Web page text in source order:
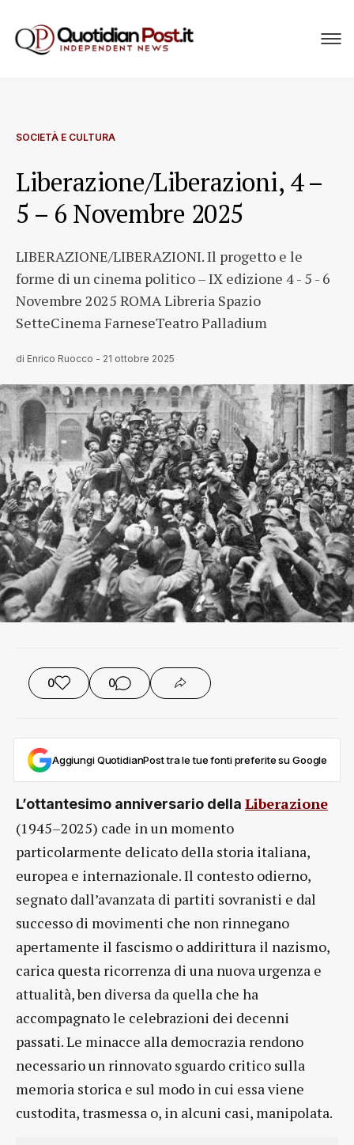
SOCIETÀ E CULTURA
Liberazione/Liberazioni, 4 –
5 – 6 Novembre 2025
LIBERAZIONE/LIBERAZIONI. Il progetto e le
forme di un cinema politico – IX edizione 4 - 5 - 6
Novembre 2025 ROMA Libreria Spazio
SetteCinema FarneseTeatro Palladium
di Enrico Ruocco - 21 ottobre 2025
0 0
Aggiungi QuotidianPost tra le tue fonti preferite su Google
L’ottantesimo anniversario della Liberazione
(1945–2025) cade in un momento
particolarmente delicato della storia italiana,
europea e internazionale. Il contesto odierno,
segnato dall’avanzata di partiti sovranisti e dal
successo di movimenti che non rinnegano
apertamente il fascismo o addirittura il nazismo,
carica questa ricorrenza di una nuova urgenza e
attualità, ben diversa da quella che ha
accompagnato le celebrazioni dei decenni
passati. Le minacce alla democrazia rendono
necessario un rinnovato sguardo critico sulla
memoria storica e sul modo in cui essa viene
custodita, trasmessa o, in alcuni casi, manipolata.